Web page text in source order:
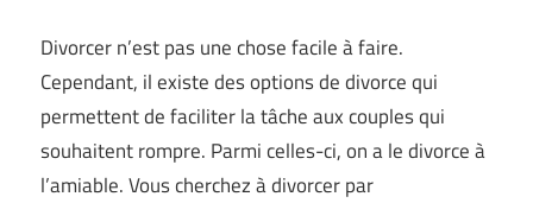
Divorcer n’est pas une chose facile à faire.
Cependant, il existe des options de divorce qui
permettent de faciliter la tâche aux couples qui
souhaitent rompre. Parmi celles-ci, on a le divorce à
l’amiable. Vous cherchez à divorcer par